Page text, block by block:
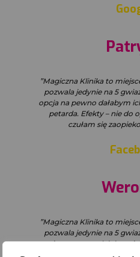
”Magiczna Klinika to
pozwala jedynie na 5
opcja na pewno dałabym
petarda. Efekty – nie do
czułam się
”Magiczna Klinika to
pozwala jedynie na 5
opcja na pewno dałabym
petarda. Efekty – nie do